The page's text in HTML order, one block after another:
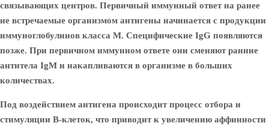
связывающих центров. Первичный иммунный ответ на ранее
не встречаемые организмом антигены начинается с продукции
иммуноглобулинов класса М. Специфические IgG появляются
позже. При первичном иммунном ответе они сменяют ранние
антитела IgM и накапливаются в организме в больших
количествах.
Под воздействием антигена происходит процесс отбора и
стимуляции В-клеток, что приводит к увеличению аффинности